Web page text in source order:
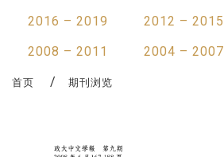
2016 – 2019
2012 – 2015
2008 – 2011
2004 – 2007
首页 期刊浏览